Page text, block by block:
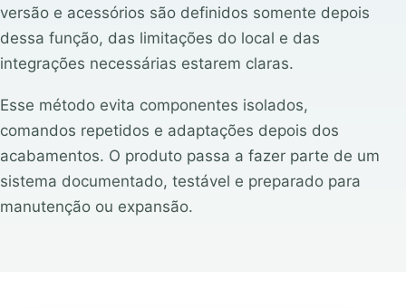
versão e acessórios são definidos somente depois
dessa função, das limitações do local e das
integrações necessárias estarem claras.
Esse método evita componentes isolados,
comandos repetidos e adaptações depois dos
acabamentos. O produto passa a fazer parte de um
sistema documentado, testável e preparado para
manutenção ou expansão.